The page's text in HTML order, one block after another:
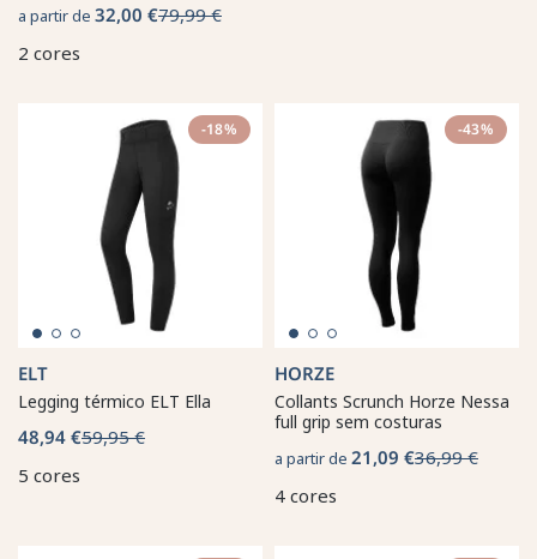
a partir de 32,00 €79,99 €
2 cores
-18%
ELT
Legging térmico ELT Ella
48,94 €59,95 €
5 cores
-43%
HORZE
Collants Scrunch Horze Nessa
full grip sem costuras
a partir de 21,09 €36,99 €
4 cores